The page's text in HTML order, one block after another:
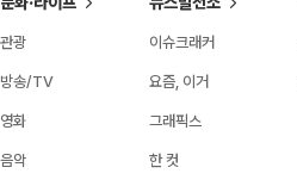
관광
방송/TV
영화
음악
이슈크래커
요즘, 이거
그래픽스
한 컷